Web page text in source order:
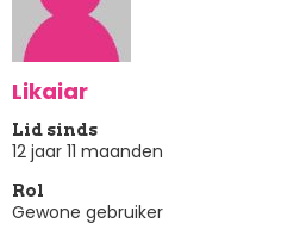
Likaiar
Lid sinds
12 jaar 11 maanden
Rol
Gewone gebruiker